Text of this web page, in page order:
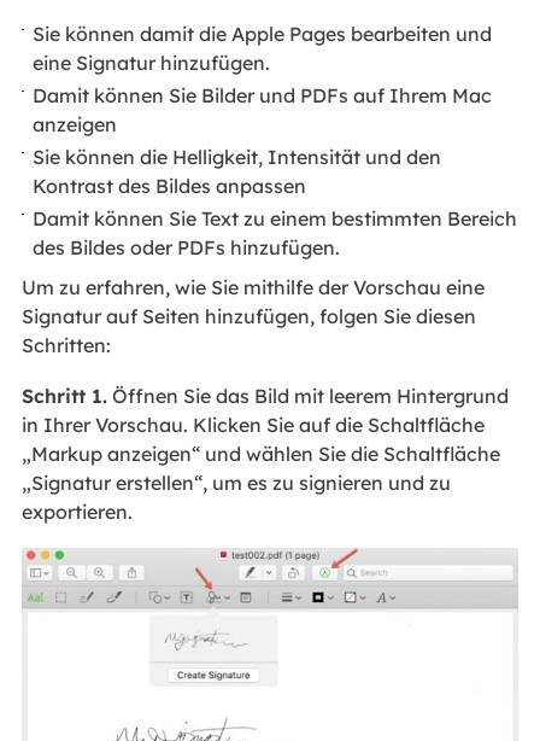
Sie können damit die Apple Pages bearbeiten und
eine Signatur hinzufügen.
Damit können Sie Bilder und PDFs auf Ihrem Mac
anzeigen
Sie können die Helligkeit, Intensität und den
Kontrast des Bildes anpassen
Damit können Sie Text zu einem bestimmten Bereich
des Bildes oder PDFs hinzufügen.
Um zu erfahren, wie Sie mithilfe der Vorschau eine
Signatur auf Seiten hinzufügen, folgen Sie diesen
Schritten:
Schritt 1.Öffnen Sie das Bild mit leerem Hintergrund
in Ihrer Vorschau. Klicken Sie auf die Schaltfläche
„Markup anzeigen“ und wählen Sie die Schaltfläche
„Signatur erstellen“, um es zu signieren und zu
exportieren.